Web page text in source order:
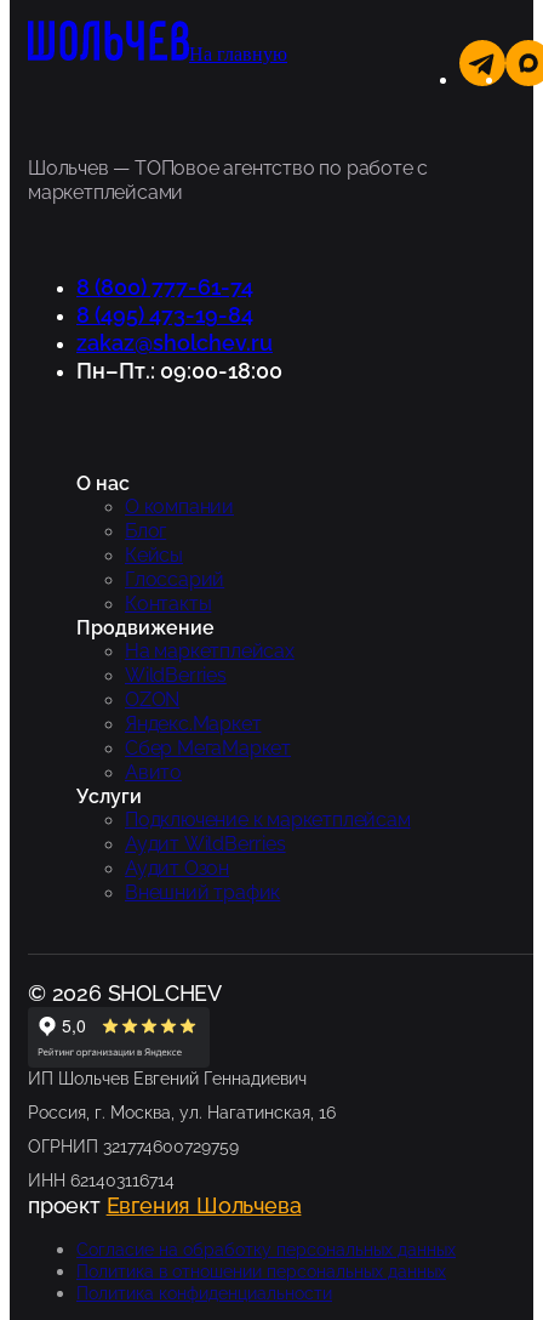
На главную
Шольчев — ТОПовое агентство по работе с
маркетплейсами
8 (800) 777-61-74
8 (495) 473-19-84
zakaz@sholchev.ru
Пн–Пт.: 09:00-18:00
О нас
О компании
Блог
Кейсы
Глоссарий
Контакты
Продвижение
На маркетплейсах
WildBerries
OZON
Яндекс.Маркет
Сбер МегаМаркет
Авито
Услуги
Подключение к маркетплейсам
Аудит WildBerries
Аудит Озон
Внешний трафик
© 2026 SHOLCHEV
ИП Шольчев Евгений Геннадиевич
Россия, г. Москва, ул. Нагатинская, 16
ОГРНИП 321774600729759
ИНН 621403116714
проект Евгения Шольчева
Согласие на обработку персональных данных
Политика в отношении персональных данных
Политика конфиденциальности